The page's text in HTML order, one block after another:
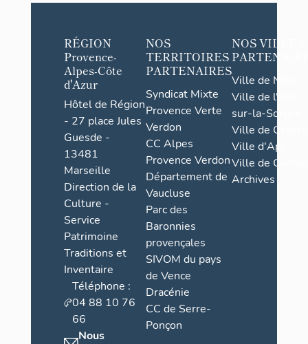
RÉGION
Provence-
Alpes-Côte
d'Azur
Hôtel de Région
- 27 place Jules
Guesde -
13481
Marseille
Direction de la
Culture -
Service
Patrimoine
Traditions et
Inventaire
Téléphone :
04 88 10 76
66
Nous
NOS
TERRITOIRES
PARTENAIRES
Syndicat Mixte
Provence Verte
Verdon
CC Alpes
Provence Verdon
Département de
Vaucluse
Parc des
Baronnies
provençales
SIVOM du pays
de Vence
Dracénie
CC de Serre-
Ponçon
NOS VILLES
Ville de Nice
Ville de l'Isle-
sur-la-Sorgue
Ville de Grasse
Ville d'Apt
Ville de
Archives